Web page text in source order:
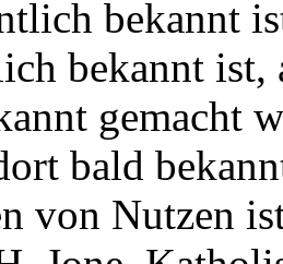
bekannt
bekannt ist,
gemacht
bald
von Nutzen